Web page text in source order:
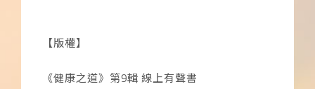
【版權】
《健康之道》第9輯 線上有聲書